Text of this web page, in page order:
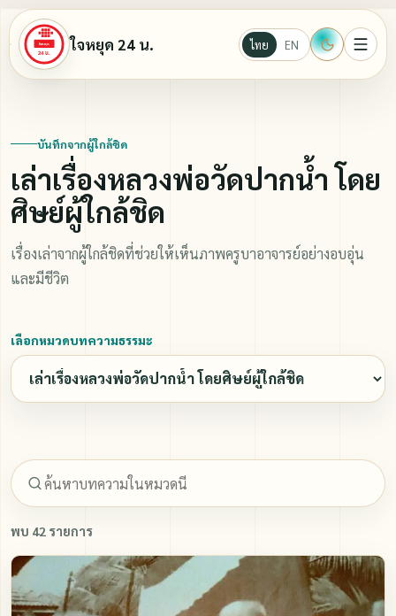
ใจหยุด 24 น. ไทย EN
Ebook
นั่งสมาธิ
วีดีโอ
บันทึกจากผู้ใกล้ชิด
เล่าเรื่องหลวงพ่อวัดปากน้ำ โดย
ศิษย์ผู้ใกล้ชิด
เรื่องเล่าจากผู้ใกล้ชิดที่ช่วยให้เห็นภาพครูบาอาจารย์อย่างอบอุ่น
และมีชีวิต
เลือกหมวดบทความธรรมะ
พบ 42 รายการ